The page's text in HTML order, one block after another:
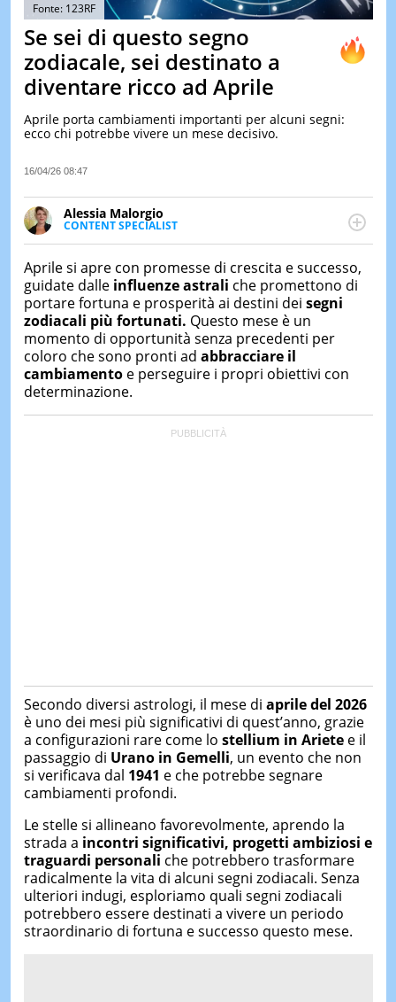
&
TEST
DI
IERI
Fonte: 123RF
Se sei di questo segno
zodiacale, sei destinato a
diventare ricco ad Aprile
Aprile porta cambiamenti importanti per alcuni segni:
ecco chi potrebbe vivere un mese decisivo.
16/04/26 08:47
Alessia Malorgio
CONTENT SPECIALIST
Ha conseguito un Master in Marketing Management
occupa della creazione di contenuti in ottica SEO e
dello sviluppo di strategie marketing attraverso
canali digitali.
Aprile si apre con promesse di crescita e successo,
guidate dalle influenze astrali che promettono di
portare fortuna e prosperità ai destini dei segni
zodiacali più fortunati. Questo mese è un
momento di opportunità senza precedenti per
coloro che sono pronti ad abbracciare il
cambiamentoe perseguire i propri obiettivi con
determinazione.
Secondo diversi astrologi, il mese di aprile del 2026
è uno dei mesi più significativi di quest’anno, grazie
a configurazioni rare come lo stellium in Arietee il
passaggio di Urano in Gemelli, un evento che non
si verificava dal 1941 e che potrebbe segnare
cambiamenti profondi.
Le stelle si allineano favorevolmente, aprendo la
strada a incontri significativi, progetti ambiziosi e
traguardi personali che potrebbero trasformare
radicalmente la vita di alcuni segni zodiacali. Senza
ulteriori indugi, esploriamo quali segni zodiacali
potrebbero essere destinati a vivere un periodo
straordinario di fortuna e successo questo mese.